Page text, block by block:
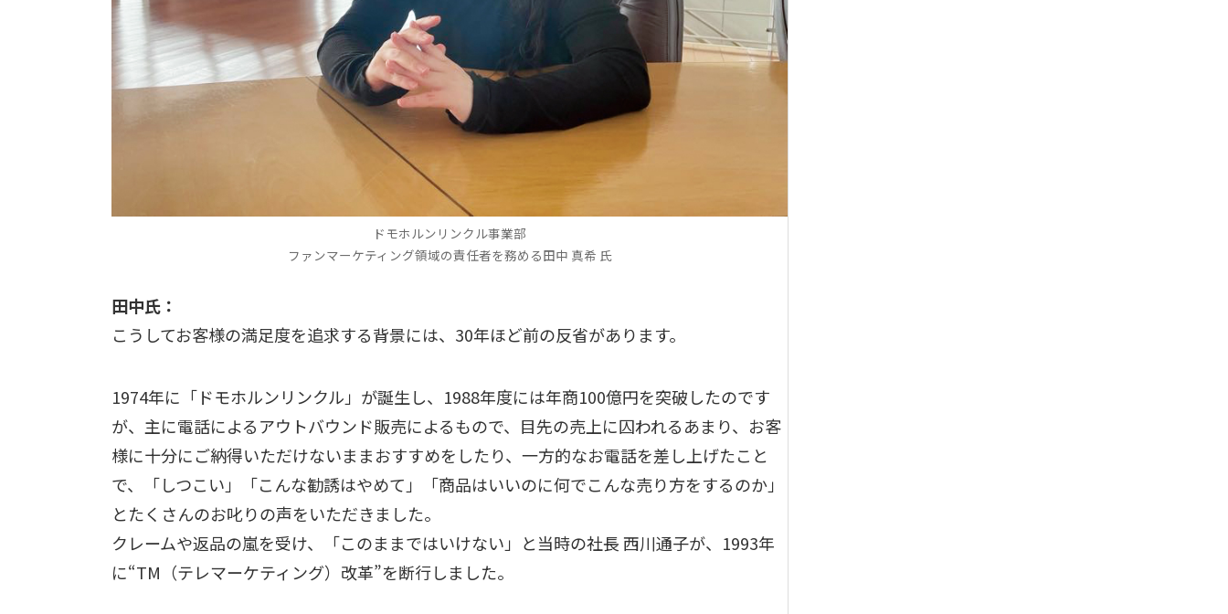
ドモホルンリンクル事業部
ファンマーケティング領域の責任者を務める田中 真希 氏
田中氏：
こうしてお客様の満足度を追求する背景には、30年ほど前の反省があります。
1974年に「ドモホルンリンクル」が誕生し、1988年度には年商100億円を突破したのです
が、主に電話によるアウトバウンド販売によるもので、目先の売上に囚われるあまり、お客
様に十分にご納得いただけないままおすすめをしたり、一方的なお電話を差し上げたこと
で、「しつこい」「こんな勧誘はやめて」「商品はいいのに何でこんな売り方をするのか」
とたくさんのお叱りの声をいただきました。
クレームや返品の嵐を受け、「このままではいけない」と当時の社長 西川通子が、1993年
に“TM（テレマーケティング）改革”を断行しました。